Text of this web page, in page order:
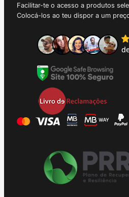
Facilitar-te o acesso a produtos
Colocá-los ao teu dispor a um